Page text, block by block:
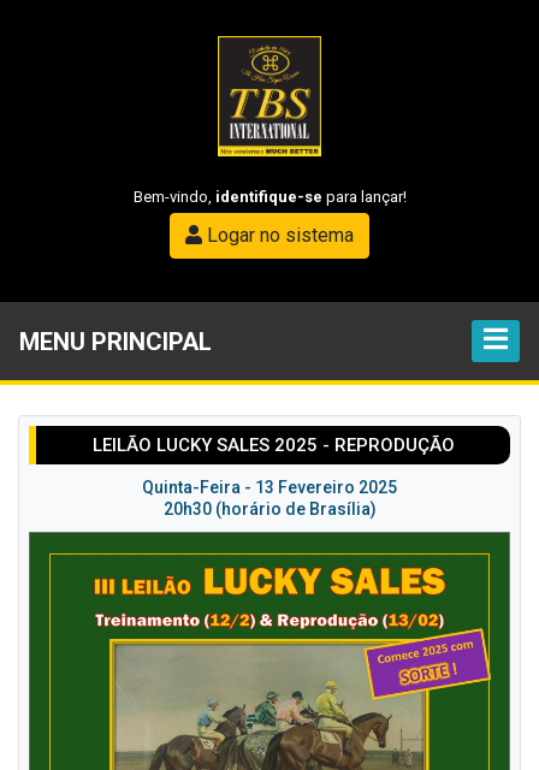
Bem-vindo, identifique-se para lançar!
Logar no sistema
MENU PRINCIPAL
LEILÃO LUCKY SALES 2025 - REPRODUÇÃO
Quinta-Feira - 13 Fevereiro 2025
20h30 (horário de Brasília)